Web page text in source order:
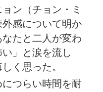
ン（チョン・ミ
外感について明か
たと二人が変わ
」と涙を流し
く思った。
つらい時間を耐